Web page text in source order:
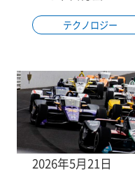
テクノロジー
2026年5月21日